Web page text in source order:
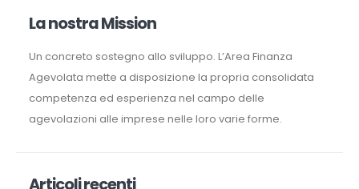
La nostra Mission
Un concreto sostegno allo sviluppo. L’Area Finanza
Agevolata mette a disposizione la propria consolidata
competenza ed esperienza nel campo delle
agevolazioni alle imprese nelle loro varie forme.
Articoli recenti